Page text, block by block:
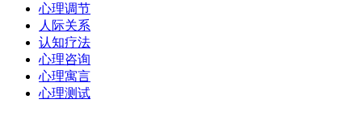
心理调节
人际关系
认知疗法
心理咨询
心理寓言
心理测试